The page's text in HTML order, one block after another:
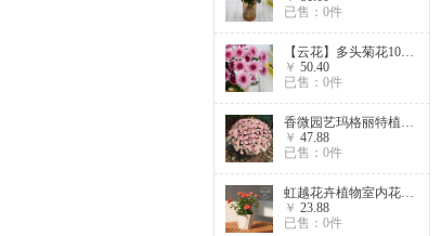
已售：0件
【云花】多头菊花10支/束 颜色随机
￥ 50.40
已售：0件
香微园艺玛格丽特植物花苗秋菊球菊乒乓菊盆栽小雏菊菊花带花四季
￥ 47.88
已售：0件
虹越花卉植物室内花耐寒迷你玫瑰花盆栽易活带花月季四季开花好养
￥ 23.88
已售：0件